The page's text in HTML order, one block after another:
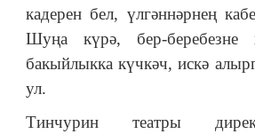
кадерен бел, үлгәннәрнең
Шуңа күрә, бер-беребезне
бакыйлыкка күчкәч, искә
ул.
Тинчурин театры